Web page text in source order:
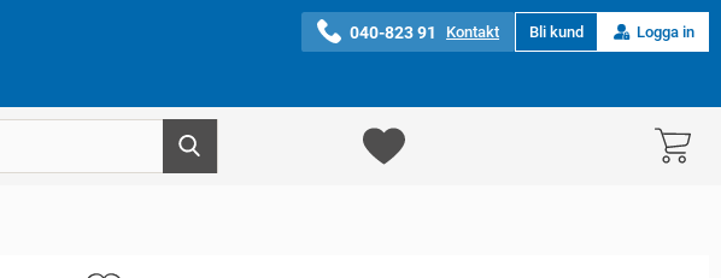
040-823 91 Kontakt Bli kund Logga in